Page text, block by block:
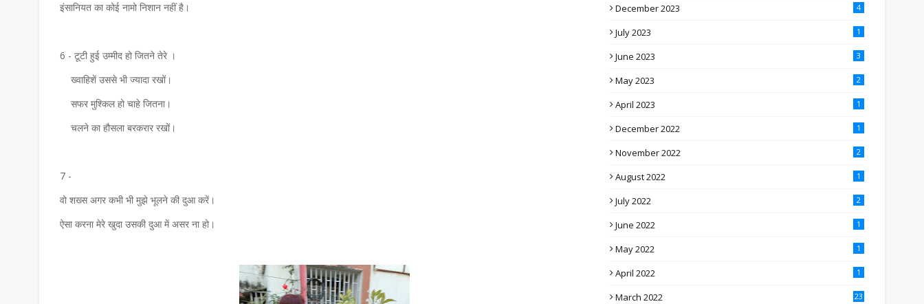
इंसानियत का कोई नामो निशान नहीं है।
6 - टूटी हुई उम्मीद हो जितने तेरे ।
ख्वाहिशें उससे भी ज्यादा रखों।
सफर मुश्किल हो चाहे जितना।
चलने का हौसला बरकरार रखों।
7 -
वो शख्स अगर कभी भी मुझे भूलने की दुआ करें।
ऐसा करना मेरे खुदा उसकी दुआ में असर ना हो।
December 2023 4
July 2023 1
June 2023 3
May 2023 2
April 2023 1
December 2022 1
November 2022 2
August 2022 1
July 2022 2
June 2022 1
May 2022 1
April 2022 1
March 2022 23